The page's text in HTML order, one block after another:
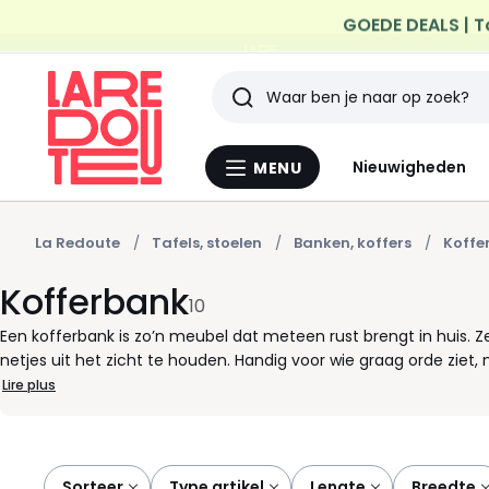
Profiteer van gratis
Menu
MENU Nieuwigheden
Zoeken
Laatst
bekeken
artikelen
La Redoute Tafels, stoelen Banken, koffers
Kofferbank10
Een kofferbank is zo’n meubel dat meteen rust brengt in
netjes uit het zicht te houden. Handig voor wie graag orde
schoenen aan te trekken, snel iets opbergen dat rondslingert:
overzichtelijk te houden en maakt dagelijkse routines net iets
Lire plus